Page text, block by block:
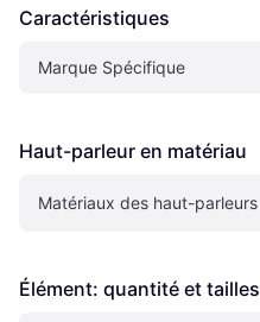
Caractéristiques
Marque Spécifique
Haut-parleur en matériau
Matériaux des haut-parleurs
Élément: quantité et tailles